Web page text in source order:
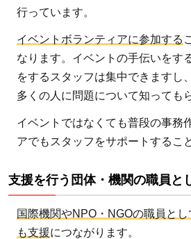
行っています。
イベントボランティアに参加する
なります。イベントの手伝いをす
をするスタッフは集中できますし
多くの人に問題について知っても
イベントではなくても普段の事務
アでもスタッフをサポートするこ
支援を行う団体・機関の職員と
国際機関やNPO・NGOの職員と
も支援につながります。